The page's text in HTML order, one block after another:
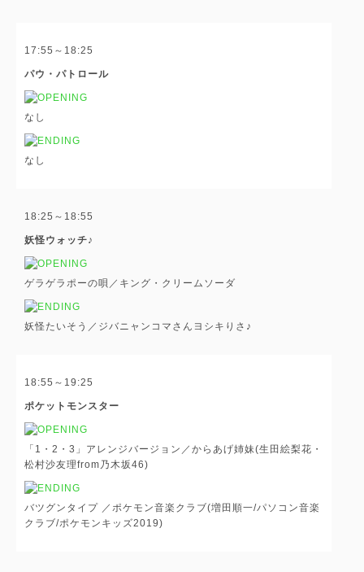
17:55～18:25
パウ・パトロール
なし
なし
18:25～18:55
妖怪ウォッチ♪
ゲラゲラポーの唄／キング・クリームソーダ
妖怪たいそう／ジバニャンコマさんヨシキりさ♪
18:55～19:25
ポケットモンスター
「1・2・3」アレンジバージョン／からあげ姉妹(生田絵梨花・
松村沙友理from乃木坂46)
バツグンタイプ ／ポケモン音楽クラブ(増田順一/パソコン音楽
クラブ/ポケモンキッズ2019)